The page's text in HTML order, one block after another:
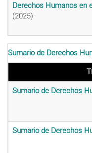
Derechos Humanos en
(2025)
Sumario de Derechos
Sumario de Derechos
Sumario de Derechos